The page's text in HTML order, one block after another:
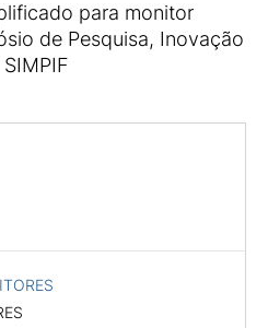
para monitor
de Pesquisa, Inovação